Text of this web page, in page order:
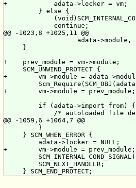
+            adata->locker = vm;
         } else {
             continue;
@@ -1023,8 +1025,11 @@
adata->module,
     }
+    prev_module = vm->module;
     SCM_UNWIND_PROTECT {
+        vm->module = adata-
+        vm->module = prev_module;
         if (adata->import_from) {
/* autoloaded file
@@ -1059,6 +1064,7 @@
         }
     } SCM_WHEN_ERROR {
         adata->locker = NULL;
+        vm->module = prev_module;
         SCM_NEXT_HANDLER;